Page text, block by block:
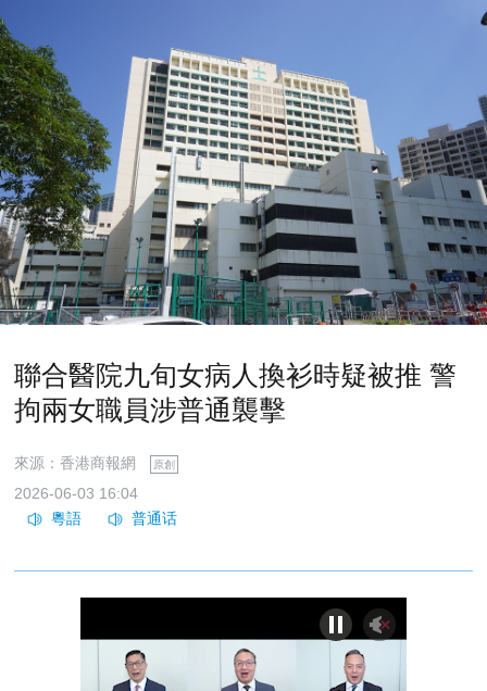
聯合醫院九旬女病人換衫時疑被推 警
拘兩女職員涉普通襲擊
來源：香港商報網 原創
2026-06-03 16:04